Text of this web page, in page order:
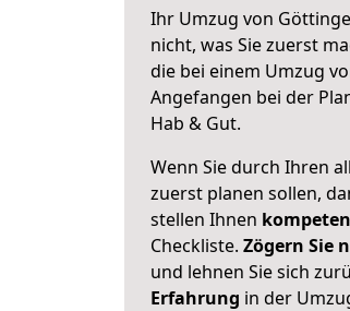
Ihr Umzug von
nicht, was Sie zuerst
die bei einem Umzug
Angefangen bei der
Hab & Gut.
Wenn Sie durch Ihren
zuerst planen sollen,
stellen Ihnen
Checkliste. Zögern Sie
und lehnen Sie sich
Erfahrung in der